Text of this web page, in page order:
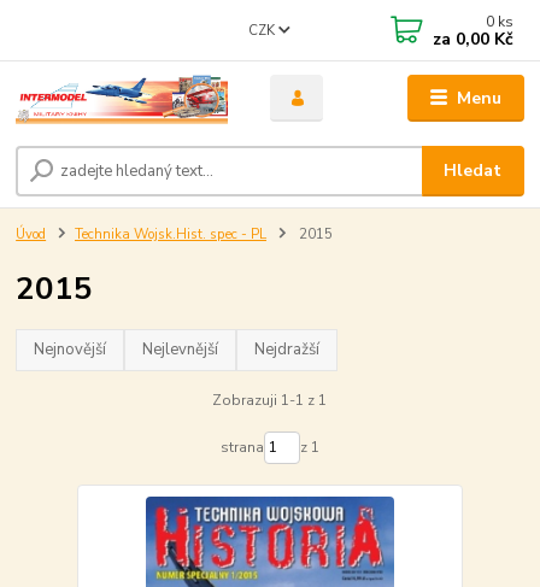
Menu
CZK
Hledat
0 ks
za 0,00 Kč
Úvod Technika Wojsk.Hist. spec - PL 2015
2015
Nejnovější Nejlevnější Nejdražší
Zobrazuji 1-1 z 1
strana z 1